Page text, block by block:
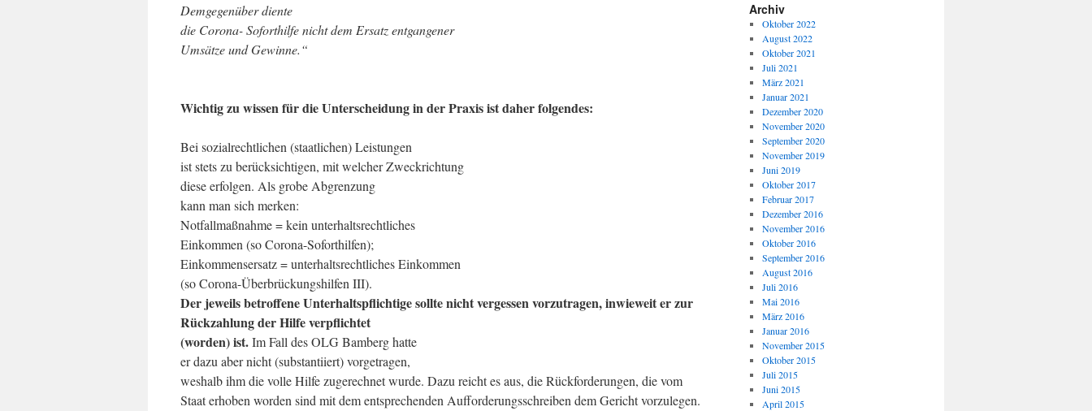
Demgegenüber diente
die Corona- Soforthilfe nicht dem Ersatz entgangener
Umsätze und Gewinne.“
Wichtig zu wissen für die Unterscheidung in der Praxis ist daher folgendes:
Bei sozialrechtlichen (staatlichen) Leistungen
ist stets zu berücksichtigen, mit welcher Zweckrichtung
diese erfolgen. Als grobe Abgrenzung
kann man sich merken:
Notfallmaßnahme = kein unterhaltsrechtliches
Einkommen (so Corona-Soforthilfen);
Einkommensersatz = unterhaltsrechtliches Einkommen
(so Corona-Überbrückungshilfen III).
Der jeweils betroffene Unterhaltspflichtige sollte nicht vergessen vorzutragen, inwieweit er zur
Rückzahlung der Hilfe verpflichtet
(worden) ist.Im Fall des OLG Bamberg hatte
er dazu aber nicht (substantiiert) vorgetragen,
weshalb ihm die volle Hilfe zugerechnet wurde. Dazu reicht es aus, die Rückforderungen, die vom
Staat erhoben worden sind mit dem entsprechenden Aufforderungsschreiben dem Gericht vorzulegen.
Archiv
Oktober 2022
August 2022
Oktober 2021
Juli 2021
März 2021
Januar 2021
Dezember 2020
November 2020
September 2020
November 2019
Juni 2019
Oktober 2017
Februar 2017
Dezember 2016
November 2016
Oktober 2016
September 2016
August 2016
Juli 2016
Mai 2016
März 2016
Januar 2016
November 2015
Oktober 2015
Juli 2015
Juni 2015
April 2015